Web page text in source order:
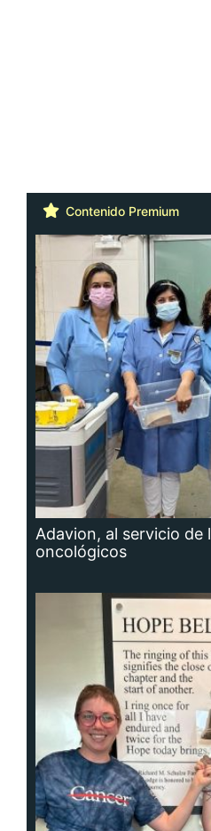
Contenido Premium
Adavion, al servicio de
oncológicos